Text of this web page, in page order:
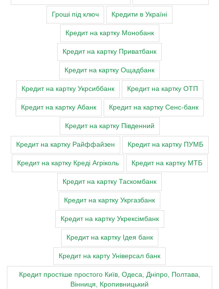
Гроші під ключ Кредити в Україні
Кредит на картку Монобанк
Кредит на картку Приватбанк
Кредит на картку Ощадбанк
Кредит на картку Укрсиббанк Кредит на картку ОТП
Кредит на картку Абанк Кредит на картку Сенс-банк
Кредит на картку Південний
Кредит на картку Райффайзен Кредит на картку ПУМБ
Кредит на картку Креді Агріколь Кредит на картку МТБ
Кредит на картку Таскомбанк
Кредит на картку Укргазбанк
Кредит на картку Укрексімбанк
Кредит на картку Ідея банк
Кредит на карту Універсал банк
Кредит простіше простого Київ, Одеса, Дніпро, Полтава,
Вінниця, Кропивницький